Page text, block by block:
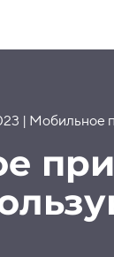
| Мобильное